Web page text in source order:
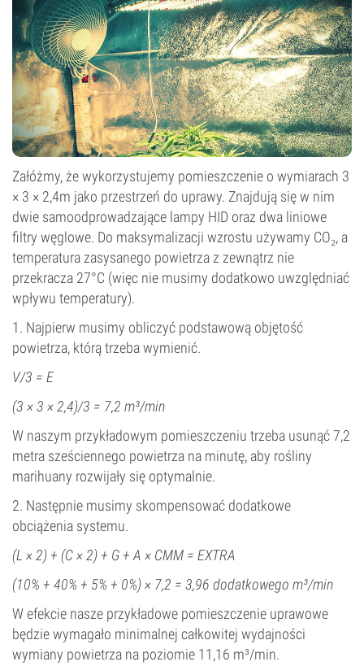
Załóżmy, że wykorzystujemy pomieszczenie o wymiarach 3
× 3 × 2,4m jako przestrzeń do uprawy. Znajdują się w nim
dwie samoodprowadzające lampy HID oraz dwa liniowe
filtry węglowe. Do maksymalizacji wzrostu używamy CO₂, a
temperatura zasysanego powietrza z zewnątrz nie
przekracza 27°C (więc nie musimy dodatkowo uwzględniać
wpływu temperatury).
1. Najpierw musimy obliczyć podstawową objętość
powietrza, którą trzeba wymienić.
V/3 = E
(3 × 3 × 2,4)/3 = 7,2 m³/min
W naszym przykładowym pomieszczeniu trzeba usunąć 7,2
metra sześciennego powietrza na minutę, aby rośliny
marihuany rozwijały się optymalnie.
2. Następnie musimy skompensować dodatkowe
obciążenia systemu.
(L × 2) + (C × 2) + G + A × CMM = EXTRA
(10% + 40% + 5% + 0%) × 7,2 = 3,96 dodatkowego m³/min
W efekcie nasze przykładowe pomieszczenie uprawowe
będzie wymagało minimalnej całkowitej wydajności
wymiany powietrza na poziomie 11,16 m³/min.